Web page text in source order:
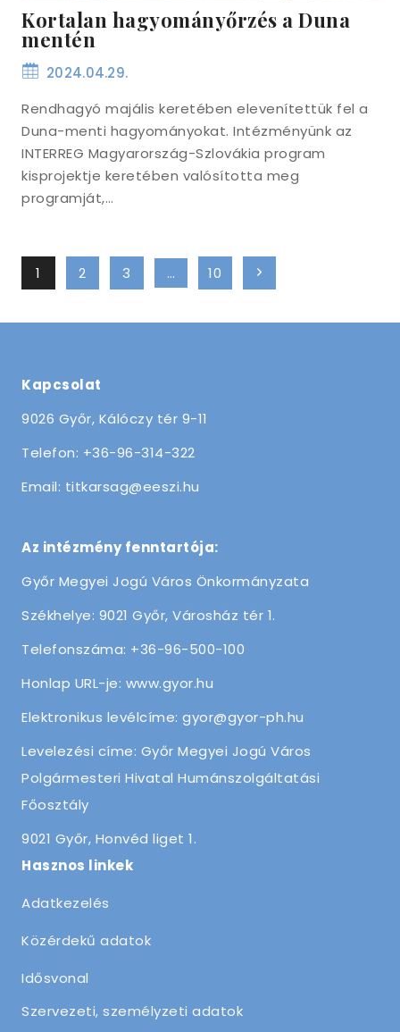
Kortalan hagyományőrzés a Duna
mentén
2024.04.29.
Rendhagyó majális keretében elevenítettük fel a
Duna-menti hagyományokat. Intézményünk az
INTERREG Magyarország-Szlovákia program
kisprojektje keretében valósította meg
programját,…
Page
navigation
1 2 3 … 10
Next
Kapcsolat
9026 Győr, Kálóczy tér 9-11
Telefon: +36-96-314-322
Email: titkarsag@eeszi.hu
Az intézmény fenntartója:
Győr Megyei Jogú Város Önkormányzata
Székhelye: 9021 Győr, Városház tér 1.
Telefonszáma: +36-96-500-100
Honlap URL-je: www.gyor.hu
Elektronikus levélcíme: gyor@gyor-ph.hu
Levelezési címe: Győr Megyei Jogú Város
Polgármesteri Hivatal Humánszolgáltatási
Főosztály
9021 Győr, Honvéd liget 1.
Hasznos linkek
Adatkezelés
Közérdekű adatok
Idősvonal
Szervezeti, személyzeti adatok